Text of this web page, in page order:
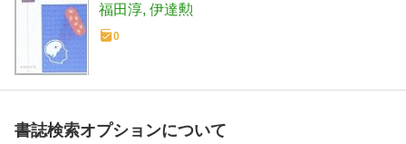
福田淳 伊達勲
0
書誌検索オプションについて